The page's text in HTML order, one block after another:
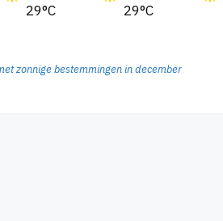
29°C
29°C
zonnige bestemmingen in december